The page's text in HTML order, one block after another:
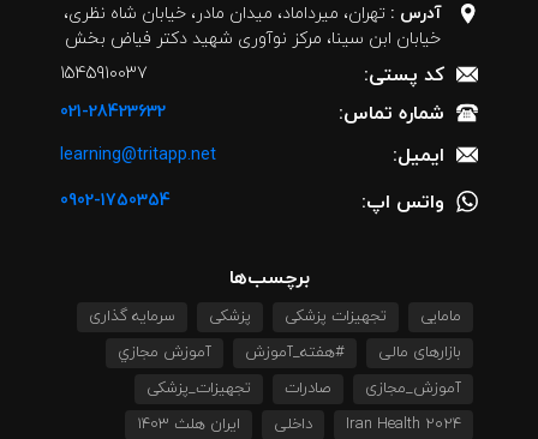
آدرس : تهران، میرداماد، میدان مادر، خیابان شاه نظری،
خیابان ابن سینا، مرکز نوآوری شهید دکتر فیاض بخش
کد پستی: 1545910037
شماره تماس: 021-28423632
ایمیل: learning@tritapp.net
واتس اپ: 0902-1750354
برچسب‌ها
مامایی تجهیزات پزشکی پزشکی
سرمایه گذاری
بازارهای مالی
#هفته_آموزش
آموزش مجازي
آموزش_مجازی
صادرات
تجهیزات_پزشکی
Iran Health 2024
داخلی ایران هلث 1403